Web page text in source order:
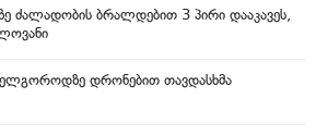
ძალადობის ბრალდებით 3 პირი დააკავეს,
დრონებით თავდასხმა